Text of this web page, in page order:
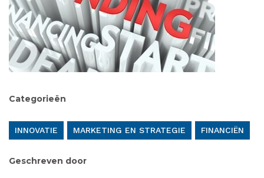
Categorieën
INNOVATIE MARKETING EN STRATEGIE FINANCIËN
Geschreven door